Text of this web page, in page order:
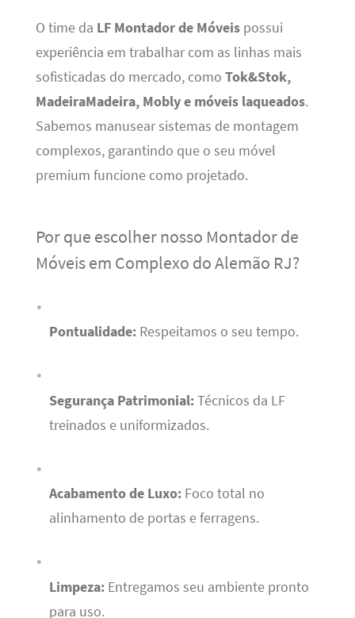
O time da LF Montador de Móveispossui
experiência em trabalhar com as linhas mais
sofisticadas do mercado, como Tok&Stok,
MadeiraMadeira, Mobly e móveis laqueados.
Sabemos manusear sistemas de montagem
complexos, garantindo que o seu móvel
premium funcione como projetado.
Por que escolher nosso Montador de
Móveis em Complexo do Alemão RJ?
Pontualidade:Respeitamos o seu tempo.
Segurança Patrimonial:Técnicos da LF
treinados e uniformizados.
Acabamento de Luxo:Foco total no
alinhamento de portas e ferragens.
Limpeza:Entregamos seu ambiente pronto
para uso.